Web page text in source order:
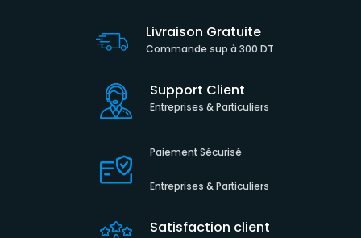
Livraison Gratuite
Commande sup à 300 DT
Support Client
Entreprises & Particuliers
Paiement Sécurisé
Entreprises & Particuliers
Satisfaction client